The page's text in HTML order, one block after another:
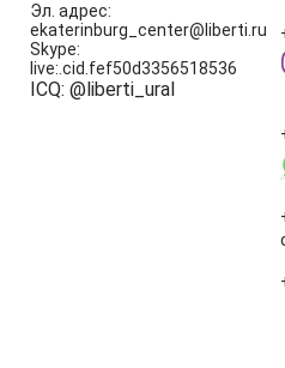
Эл. адрес:
ekaterinburg_center@liberti.ru
Skype:
live:.cid.fef50d3356518536
ICQ: @liberti_ural